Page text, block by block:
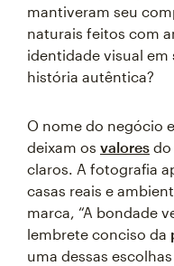
mantiveram seu
naturais feitos com
identidade visual em
história autêntica?
O nome do negócio
deixam os valores do
claros. A fotografia
casas reais e
marca, “A bondade
lembrete conciso da
uma dessas